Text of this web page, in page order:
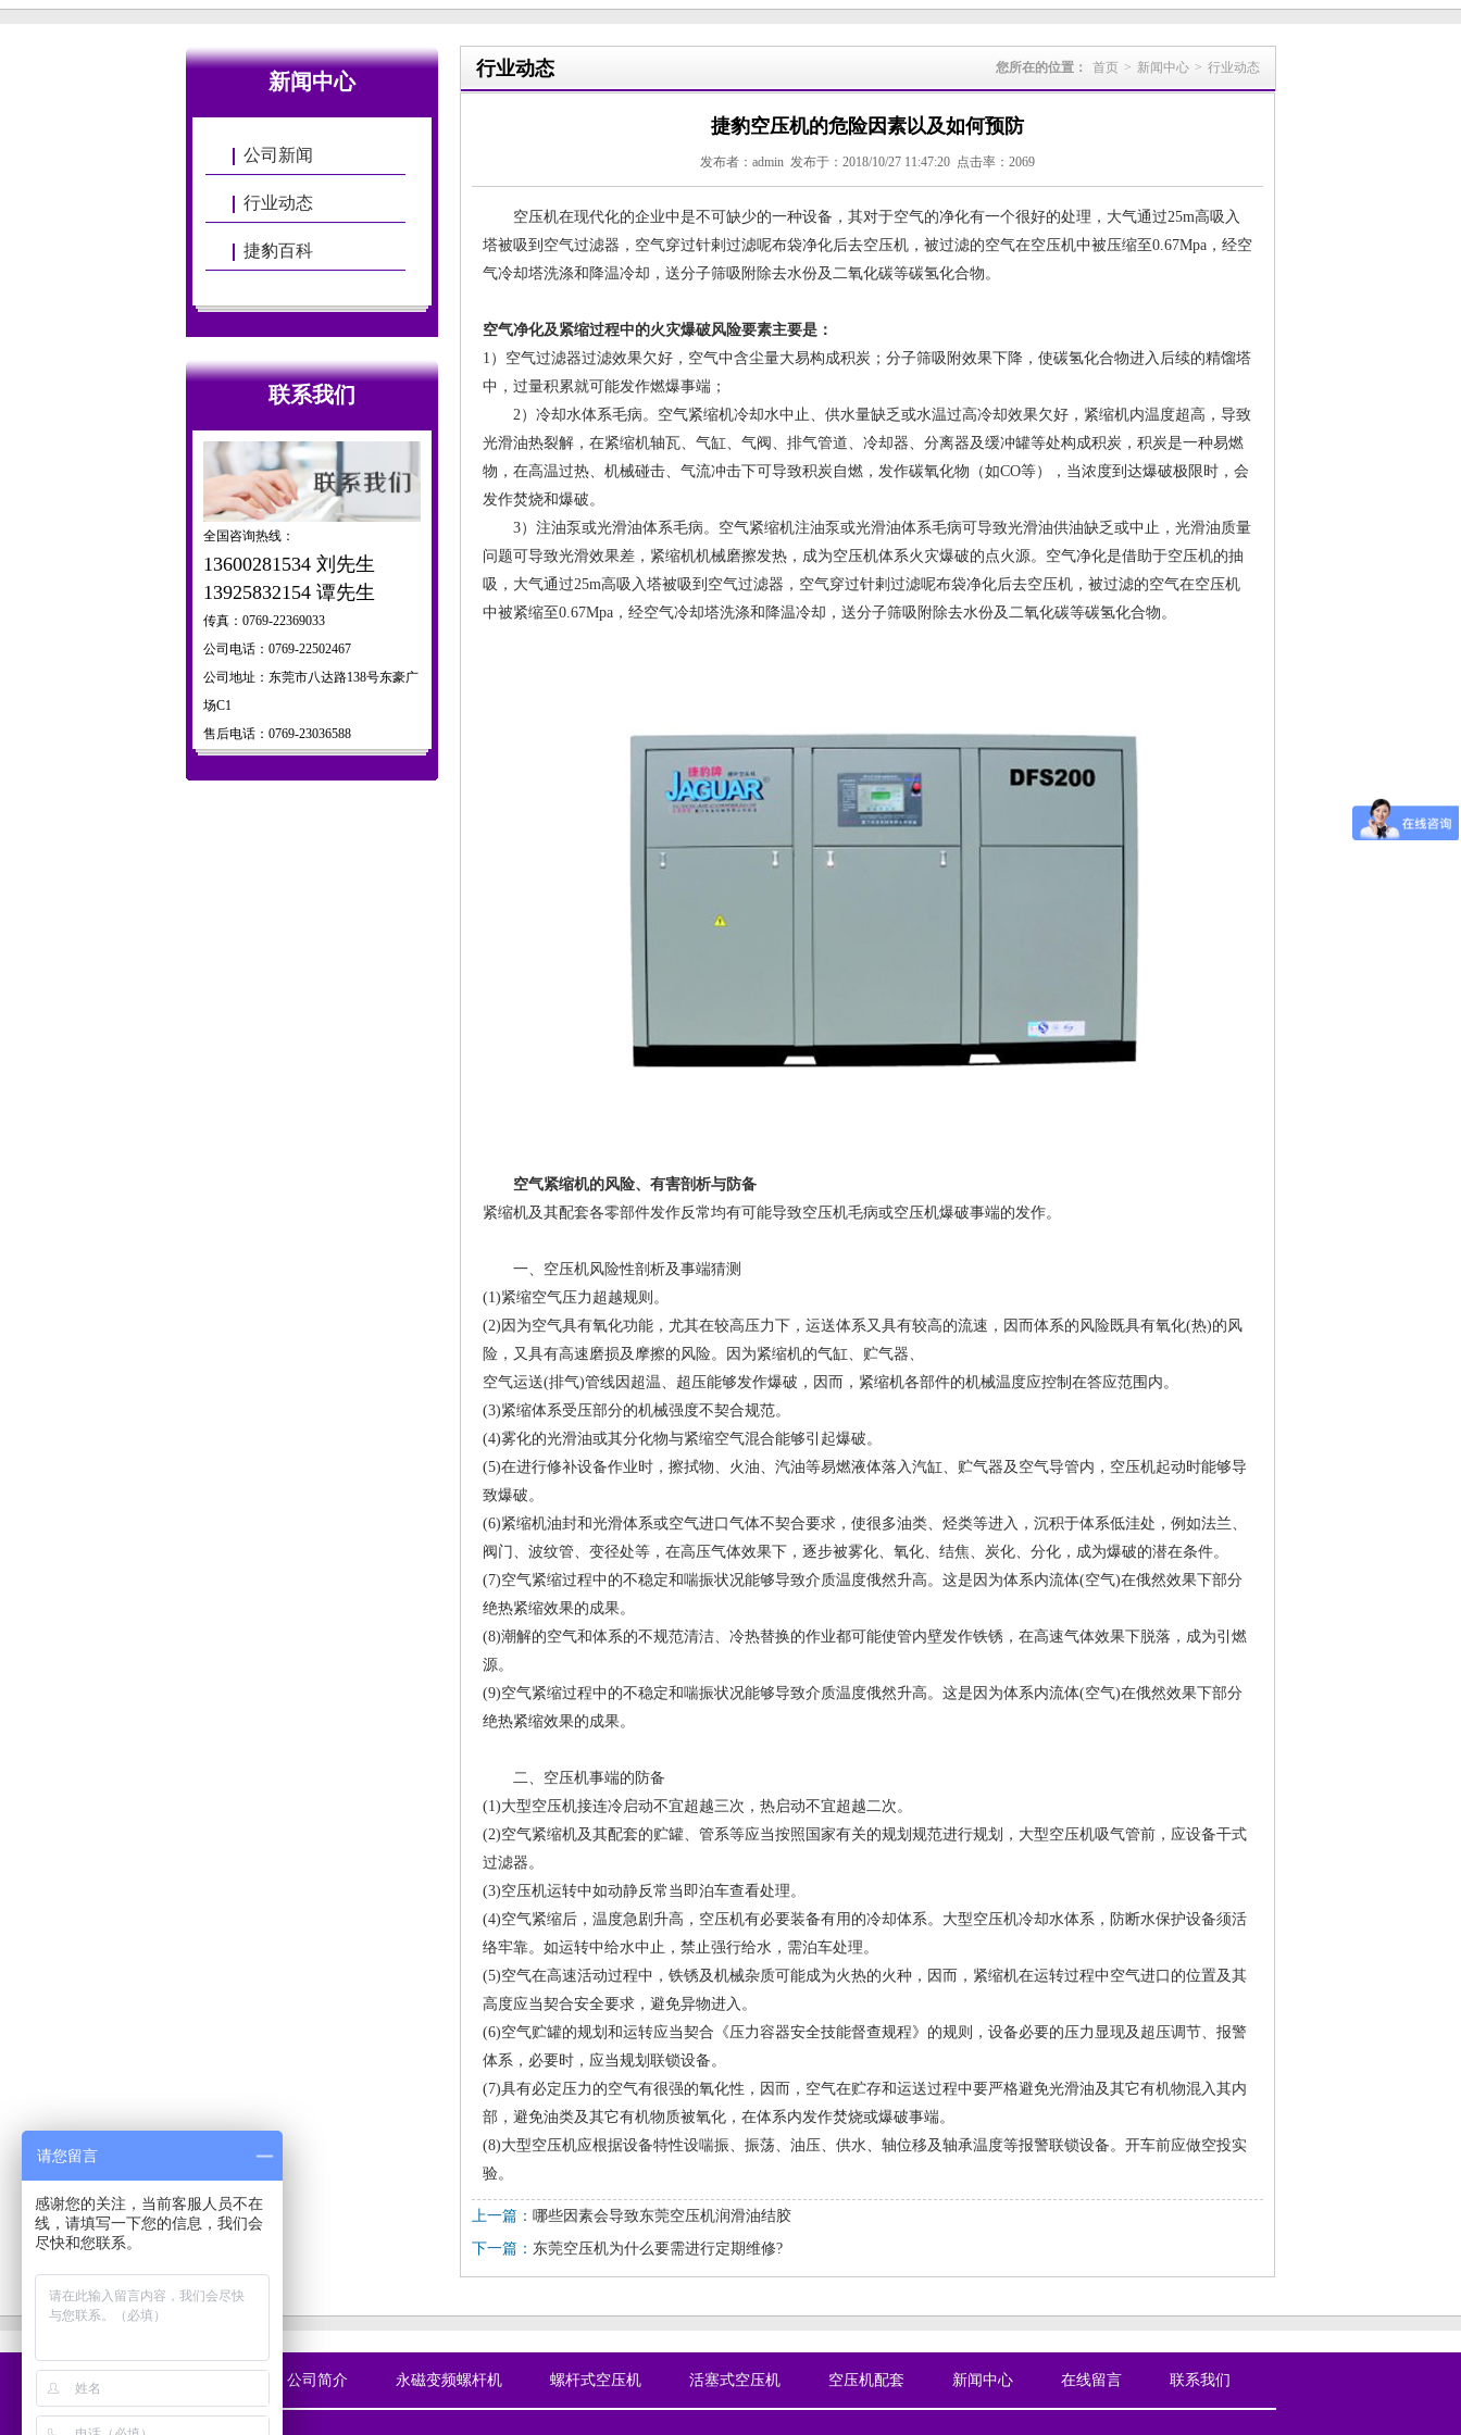
新闻中心
公司新闻
行业动态
捷豹百科
联系我们
全国咨询热线：
13600281534 刘先生
13925832154 谭先生
传真：0769-22369033
公司电话：0769-22502467
公司地址：东莞市八达路138号东豪广
场C1
售后电话：0769-23036588
行业动态 您所在的位置： 首页 > 新闻中心 > 行业动态
捷豹空压机的危险因素以及如何预防
发布者：admin 发布于：2018/10/27 11:47:20 点击率：2069
空压机在现代化的企业中是不可缺少的一种设备，其对于空气的净化有一个很好的处理，大气通过25m高吸入
塔被吸到空气过滤器，空气穿过针剌过滤呢布袋净化后去空压机，被过滤的空气在空压机中被压缩至0.67Mpa，经空
气冷却塔洗涤和降温冷却，送分子筛吸附除去水份及二氧化碳等碳氢化合物。
空气净化及紧缩过程中的火灾爆破风险要素主要是：
1）空气过滤器过滤效果欠好，空气中含尘量大易构成积炭；分子筛吸附效果下降，使碳氢化合物进入后续的精馏塔
中，过量积累就可能发作燃爆事端；
2）冷却水体系毛病。空气紧缩机冷却水中止、供水量缺乏或水温过高冷却效果欠好，紧缩机内温度超高，导致
光滑油热裂解，在紧缩机轴瓦、气缸、气阀、排气管道、冷却器、分离器及缓冲罐等处构成积炭，积炭是一种易燃
物，在高温过热、机械碰击、气流冲击下可导致积炭自燃，发作碳氧化物（如CO等），当浓度到达爆破极限时，会
发作焚烧和爆破。
3）注油泵或光滑油体系毛病。空气紧缩机注油泵或光滑油体系毛病可导致光滑油供油缺乏或中止，光滑油质量
问题可导致光滑效果差，紧缩机机械磨擦发热，成为空压机体系火灾爆破的点火源。空气净化是借助于空压机的抽
吸，大气通过25m高吸入塔被吸到空气过滤器，空气穿过针剌过滤呢布袋净化后去空压机，被过滤的空气在空压机
中被紧缩至0.67Mpa，经空气冷却塔洗涤和降温冷却，送分子筛吸附除去水份及二氧化碳等碳氢化合物。
空气紧缩机的风险、有害剖析与防备
紧缩机及其配套各零部件发作反常均有可能导致空压机毛病或空压机爆破事端的发作。
一、空压机风险性剖析及事端猜测
(1)紧缩空气压力超越规则。
(2)因为空气具有氧化功能，尤其在较高压力下，运送体系又具有较高的流速，因而体系的风险既具有氧化(热)的风
险，又具有高速磨损及摩擦的风险。因为紧缩机的气缸、贮气器、
空气运送(排气)管线因超温、超压能够发作爆破，因而，紧缩机各部件的机械温度应控制在答应范围内。
(3)紧缩体系受压部分的机械强度不契合规范。
(4)雾化的光滑油或其分化物与紧缩空气混合能够引起爆破。
(5)在进行修补设备作业时，擦拭物、火油、汽油等易燃液体落入汽缸、贮气器及空气导管内，空压机起动时能够导
致爆破。
(6)紧缩机油封和光滑体系或空气进口气体不契合要求，使很多油类、烃类等进入，沉积于体系低洼处，例如法兰、
阀门、波纹管、变径处等，在高压气体效果下，逐步被雾化、氧化、结焦、炭化、分化，成为爆破的潜在条件。
(7)空气紧缩过程中的不稳定和喘振状况能够导致介质温度俄然升高。这是因为体系内流体(空气)在俄然效果下部分
绝热紧缩效果的成果。
(8)潮解的空气和体系的不规范清洁、冷热替换的作业都可能使管内壁发作铁锈，在高速气体效果下脱落，成为引燃
源。
(9)空气紧缩过程中的不稳定和喘振状况能够导致介质温度俄然升高。这是因为体系内流体(空气)在俄然效果下部分
绝热紧缩效果的成果。
二、空压机事端的防备
(1)大型空压机接连冷启动不宜超越三次，热启动不宜超越二次。
(2)空气紧缩机及其配套的贮罐、管系等应当按照国家有关的规划规范进行规划，大型空压机吸气管前，应设备干式
过滤器。
(3)空压机运转中如动静反常当即泊车查看处理。
(4)空气紧缩后，温度急剧升高，空压机有必要装备有用的冷却体系。大型空压机冷却水体系，防断水保护设备须活
络牢靠。如运转中给水中止，禁止强行给水，需泊车处理。
(5)空气在高速活动过程中，铁锈及机械杂质可能成为火热的火种，因而，紧缩机在运转过程中空气进口的位置及其
高度应当契合安全要求，避免异物进入。
(6)空气贮罐的规划和运转应当契合《压力容器安全技能督查规程》的规则，设备必要的压力显现及超压调节、报警
体系，必要时，应当规划联锁设备。
(7)具有必定压力的空气有很强的氧化性，因而，空气在贮存和运送过程中要严格避免光滑油及其它有机物混入其内
部，避免油类及其它有机物质被氧化，在体系内发作焚烧或爆破事端。
(8)大型空压机应根据设备特性设喘振、振荡、油压、供水、轴位移及轴承温度等报警联锁设备。开车前应做空投实
验。
上一篇： 哪些因素会导致东莞空压机润滑油结胶
下一篇： 东莞空压机为什么要需进行定期维修?
公司简介 永磁变频螺杆机 螺杆式空压机 活塞式空压机 空压机配套 新闻中心 在线留言 联系我们
请您留言
感谢您的关注，当前客服人员不在
线，请填写一下您的信息，我们会
尽快和您联系。